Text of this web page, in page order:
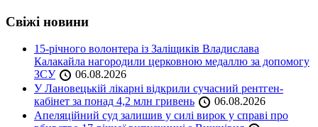
Свіжі новини
15-річного волонтера із Заліщиків Владислава
Калакайла нагородили церковною медаллю за допомогу
ЗСУ
06.08.2026
У Лановецькій лікарні відкрили сучасний рентген-
кабінет за понад 4,2 млн гривень
06.08.2026
Апеляційний суд залишив у силі вирок у справі про